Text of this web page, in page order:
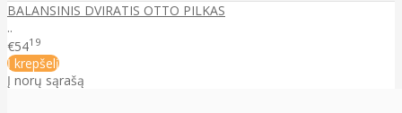
BALANSINIS DVIRATIS OTTO PILKAS
..
€5419
Į krepšelį
Į norų sąrašą